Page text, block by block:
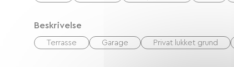
Beskrivelse
Terrasse Garage Privat lukket grund